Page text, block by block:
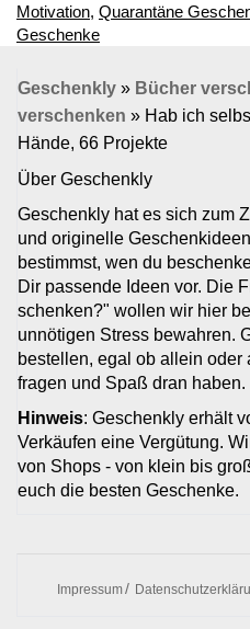
Motivation, Quarantäne
Geschenke
Geschenkly » Bücher
verschenken » Hab ich
Hände, 66 Projekte
Über Geschenkly
Geschenkly hat es sich zum
und originelle
bestimmst, wen du
Dir passende Ideen vor. Die
schenken?" wollen wir hier
unnötigen Stress bewahren.
bestellen, egal ob allein oder
fragen und Spaß dran haben.
Hinweis: Geschenkly erhält
Verkäufen eine Vergütung.
von Shops - von klein bis
euch die besten Geschenke.
Impressum